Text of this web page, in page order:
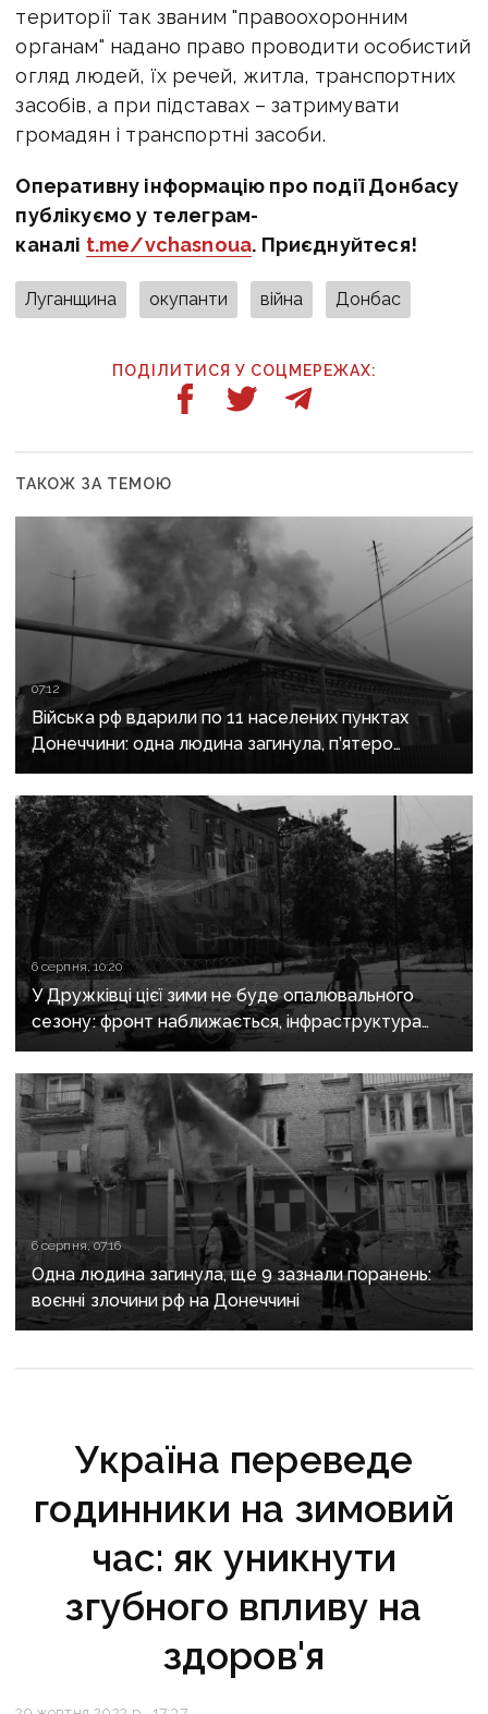
території так званим "правоохоронним
органам" надано право проводити особистий
огляд людей, їх речей, житла, транспортних
засобів, а при підставах – затримувати
громадян і транспортні засоби.
Оперативну інформацію про події Донбасу
публікуємо у телеграм-
каналі t.me/vchasnoua. Приєднуйтеся!
Луганщина окупанти війна Донбас
ПОДІЛИТИСЯ У СОЦМЕРЕЖАХ:
ТАКОЖ ЗА ТЕМОЮ
07:12
Війська рф вдарили по 11 населених пунктах
Донеччини: одна людина загинула, п’ятеро
поранені
6 серпня, 10:20
У Дружківці цієї зими не буде опалювального
сезону: фронт наближається, інфраструктура
критично зруйнована
6 серпня, 07:16
Одна людина загинула, ще 9 зазнали поранень:
воєнні злочини рф на Донеччині
Україна переведе
годинники на зимовий
час: як уникнути
згубного впливу на
здоров'я